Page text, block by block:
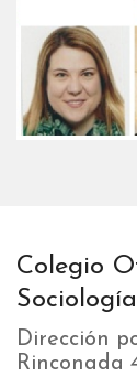
Colegio
Dirección
Rinconada